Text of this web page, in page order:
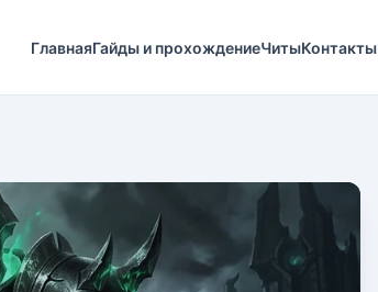
ГлавнаяГайды и прохождениеЧитыКонтакты